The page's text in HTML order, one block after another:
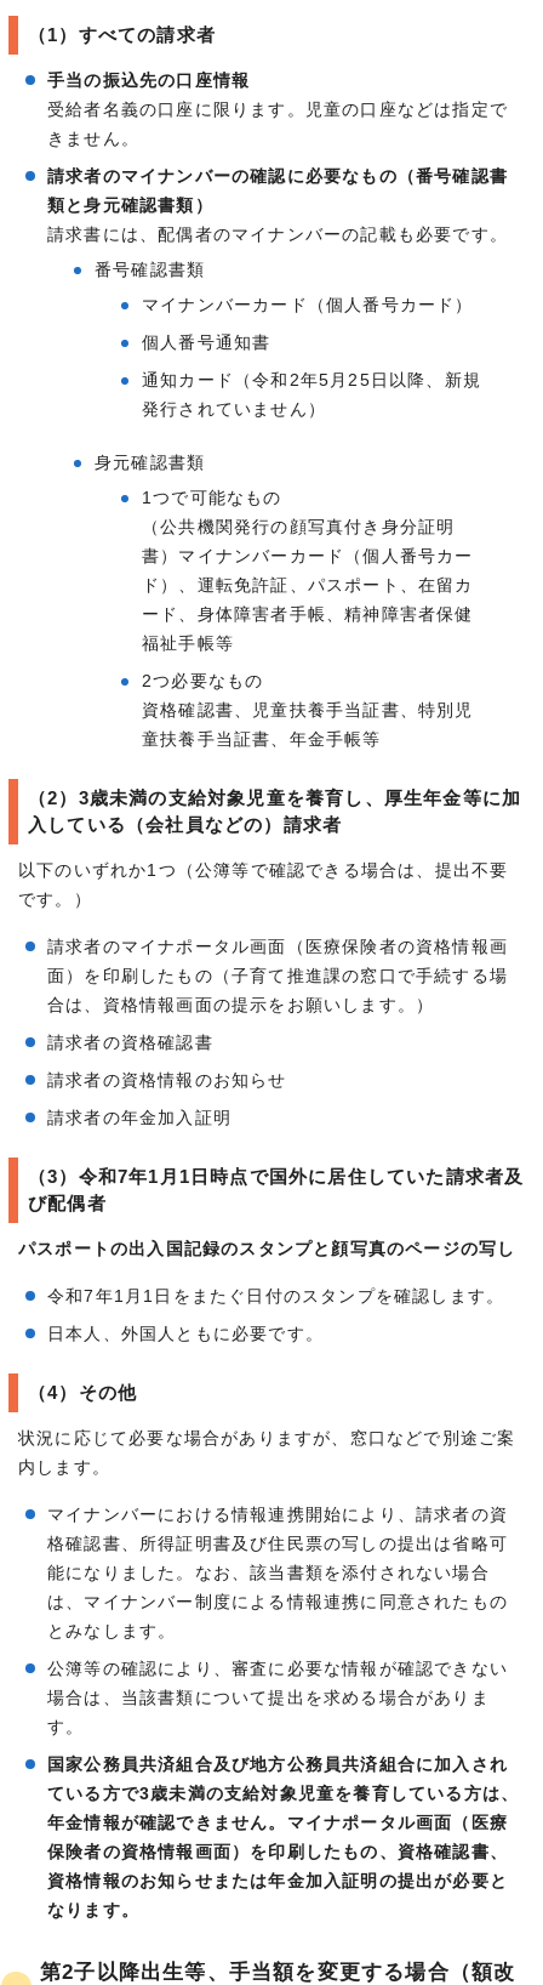
（1）すべての請求者
手当の振込先の口座情報
受給者名義の口座に限ります。児童の口座などは指定で
きません。
請求者のマイナンバーの確認に必要なもの（番号確認書
類と身元確認書類）
請求書には、配偶者のマイナンバーの記載も必要です。
番号確認書類
マイナンバーカード（個人番号カード）
個人番号通知書
通知カード（令和2年5月25日以降、新規
発行されていません）
身元確認書類
1つで可能なもの
（公共機関発行の顔写真付き身分証明
書）マイナンバーカード（個人番号カー
ド）、運転免許証、パスポート、在留カ
ード、身体障害者手帳、精神障害者保健
福祉手帳等
2つ必要なもの
資格確認書、児童扶養手当証書、特別児
童扶養手当証書、年金手帳等
（2）3歳未満の支給対象児童を養育し、厚生年金等に加
入している（会社員などの）請求者
以下のいずれか1つ（公簿等で確認できる場合は、提出不要
です。）
請求者のマイナポータル画面（医療保険者の資格情報画
面）を印刷したもの（子育て推進課の窓口で手続する場
合は、資格情報画面の提示をお願いします。）
請求者の資格確認書
請求者の資格情報のお知らせ
請求者の年金加入証明
（3）令和7年1月1日時点で国外に居住していた請求者及
び配偶者
パスポートの出入国記録のスタンプと顔写真のページの写し
令和7年1月1日をまたぐ日付のスタンプを確認します。
日本人、外国人ともに必要です。
（4）その他
状況に応じて必要な場合がありますが、窓口などで別途ご案
内します。
マイナンバーにおける情報連携開始により、請求者の資
格確認書、所得証明書及び住民票の写しの提出は省略可
能になりました。なお、該当書類を添付されない場合
は、マイナンバー制度による情報連携に同意されたもの
とみなします。
公簿等の確認により、審査に必要な情報が確認できない
場合は、当該書類について提出を求める場合がありま
す。
国家公務員共済組合及び地方公務員共済組合に加入され
ている方で3歳未満の支給対象児童を養育している方は、
年金情報が確認できません。マイナポータル画面（医療
保険者の資格情報画面）を印刷したもの、資格確認書、
資格情報のお知らせまたは年金加入証明の提出が必要と
なります。
第2子以降出生等、手当額を変更する場合（額改